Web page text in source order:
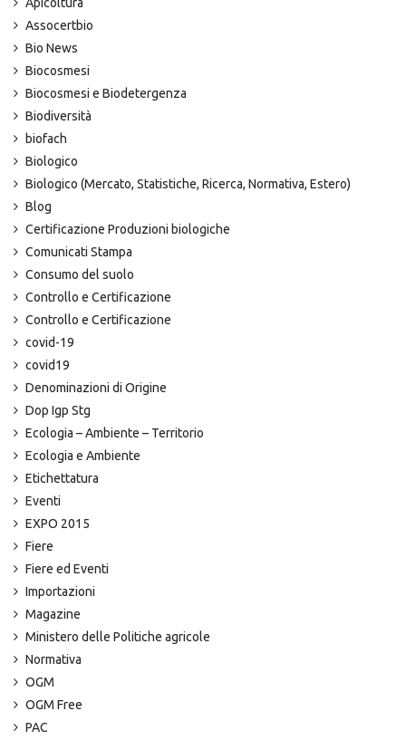
Assocertbio
Bio News
Biocosmesi
Biocosmesi e Biodetergenza
Biodiversità
biofach
Biologico
Biologico (Mercato, Statistiche, Ricerca, Normativa, Estero)
Blog
Certificazione Produzioni biologiche
Comunicati Stampa
Consumo del suolo
Controllo e Certificazione
Controllo e Certificazione
covid-19
covid19
Denominazioni di Origine
Dop Igp Stg
Ecologia – Ambiente – Territorio
Ecologia e Ambiente
Etichettatura
Eventi
EXPO 2015
Fiere
Fiere ed Eventi
Importazioni
Magazine
Ministero delle Politiche agricole
Normativa
OGM
OGM Free
PAC